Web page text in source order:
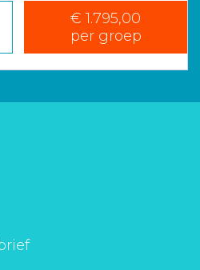
€ 1.795,00
per groep